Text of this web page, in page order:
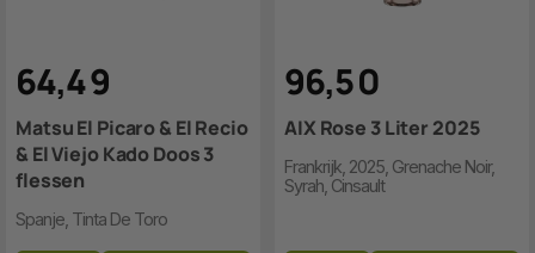
64,49
Matsu El Picaro & El Recio
& El Viejo Kado Doos 3
flessen
Spanje, Tinta De Toro
96,50
AIX Rose 3 Liter 2025
Frankrijk, 2025, Grenache Noir,
Syrah, Cinsault